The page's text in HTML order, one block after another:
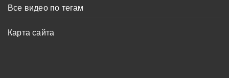
Все видео по тегам
Карта сайта